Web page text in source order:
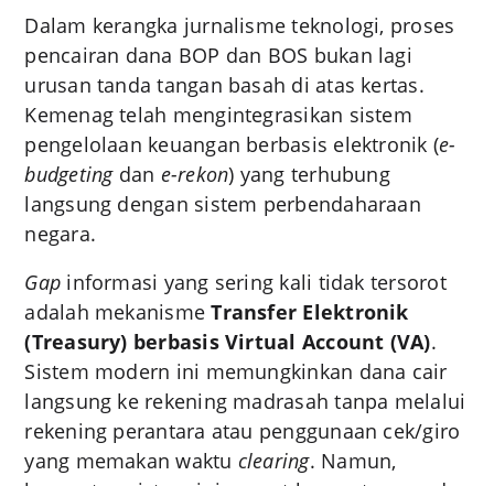
Dalam kerangka jurnalisme teknologi, proses
pencairan dana BOP dan BOS bukan lagi
urusan tanda tangan basah di atas kertas.
Kemenag telah mengintegrasikan sistem
pengelolaan keuangan berbasis elektronik (e-
budgetingdan e-rekon) yang terhubung
langsung dengan sistem perbendaharaan
negara.
Gap informasi yang sering kali tidak tersorot
adalah mekanismeTransfer Elektronik
(Treasury) berbasis Virtual Account (VA).
Sistem modern ini memungkinkan dana cair
langsung ke rekening madrasah tanpa melalui
rekening perantara atau penggunaan cek/giro
yang memakan waktu clearing. Namun,